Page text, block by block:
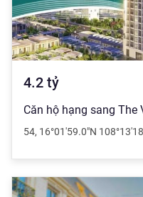
4.2 tỷ
Căn hộ hạng sang The
54, 16°01'59.0"N